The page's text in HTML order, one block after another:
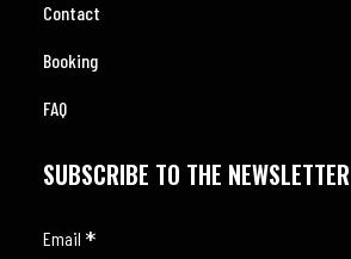
Contact
Booking
FAQ
SUBSCRIBE TO THE NEWSLETTER
Email *